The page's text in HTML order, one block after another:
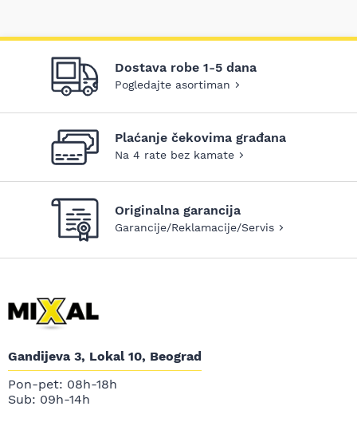
Dostava robe 1-5 dana
Pogledajte asortiman
Plaćanje čekovima građana
Na 4 rate bez kamate
Originalna garancija
Garancije/Reklamacije/Servis
Gandijeva 3, Lokal 10, Beograd
Pon-pet: 08h-18h
Sub: 09h-14h